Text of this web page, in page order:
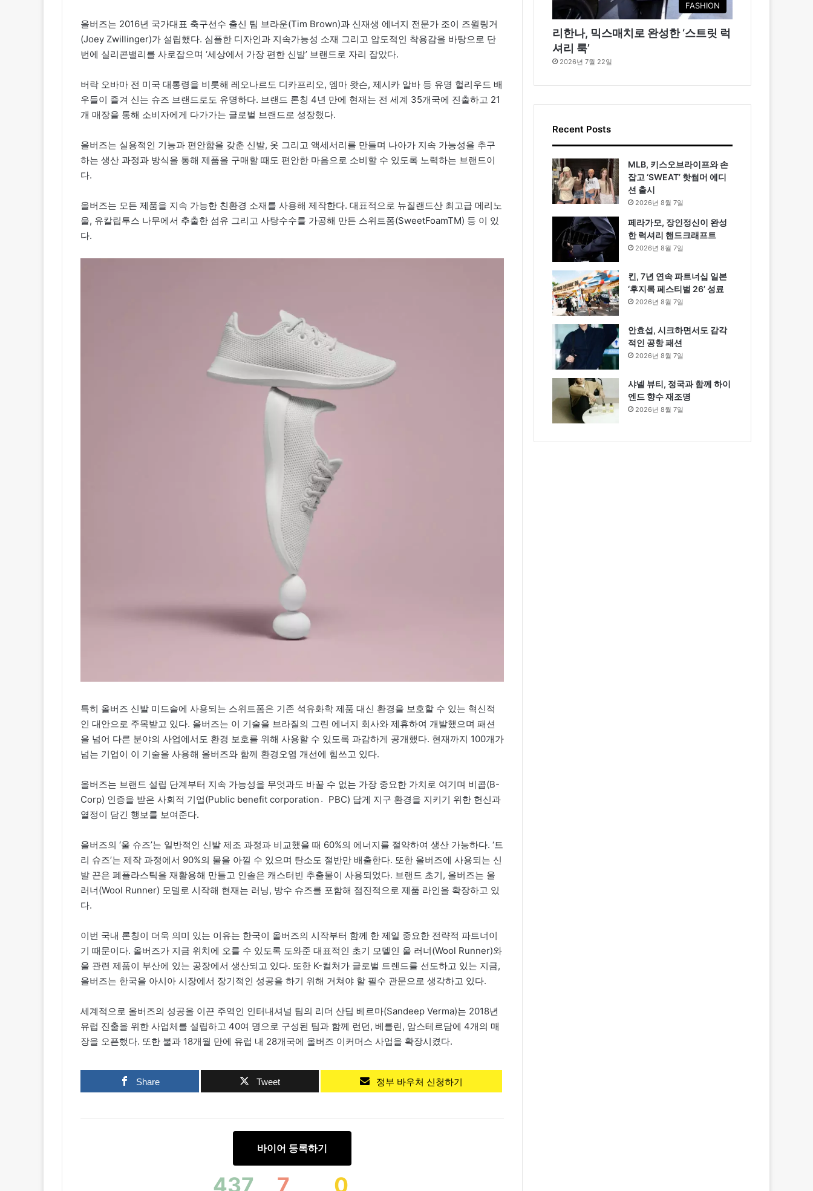
올버즈는 2016년 국가대표 축구선수 출신 팀 브라운(Tim Brown)과 신재생 에너지 전문가 조이 즈윌링거
(Joey Zwillinger)가 설립했다. 심플한 디자인과 지속가능성 소재 그리고 압도적인 착용감을 바탕으로 단
번에 실리콘밸리를 사로잡으며 ‘세상에서 가장 편한 신발’ 브랜드로 자리 잡았다.
버락 오바마 전 미국 대통령을 비롯해 레오나르도 디카프리오, 엠마 왓슨, 제시카 알바 등 유명 헐리우드 배
우들이 즐겨 신는 슈즈 브랜드로도 유명하다. 브랜드 론칭 4년 만에 현재는 전 세계 35개국에 진출하고 21
개 매장을 통해 소비자에게 다가가는 글로벌 브랜드로 성장했다.
올버즈는 실용적인 기능과 편안함을 갖춘 신발, 옷 그리고 액세서리를 만들며 나아가 지속 가능성을 추구
하는 생산 과정과 방식을 통해 제품을 구매할 때도 편안한 마음으로 소비할 수 있도록 노력하는 브랜드이
다.
올버즈는 모든 제품을 지속 가능한 친환경 소재를 사용해 제작한다. 대표적으로 뉴질랜드산 최고급 메리노
울, 유칼립투스 나무에서 추출한 섬유 그리고 사탕수수를 가공해 만든 스위트폼(SweetFoamTM) 등 이 있
다.
특히 올버즈 신발 미드솔에 사용되는 스위트폼은 기존 석유화학 제품 대신 환경을 보호할 수 있는 혁신적
인 대안으로 주목받고 있다. 올버즈는 이 기술을 브라질의 그린 에너지 회사와 제휴하여 개발했으며 패션
을 넘어 다른 분야의 사업에서도 환경 보호를 위해 사용할 수 있도록 과감하게 공개했다. 현재까지 100개가
넘는 기업이 이 기술을 사용해 올버즈와 함께 환경오염 개선에 힘쓰고 있다.
올버즈는 브랜드 설립 단계부터 지속 가능성을 무엇과도 바꿀 수 없는 가장 중요한 가치로 여기며 비콥(B-
Corp) 인증을 받은 사회적 기업(Public benefit corporation〮PBC) 답게 지구 환경을 지키기 위한 헌신과
열정이 담긴 행보를 보여준다.
올버즈의 ‘울 슈즈’는 일반적인 신발 제조 과정과 비교했을 때 60%의 에너지를 절약하여 생산 가능하다. ‘트
리 슈즈’는 제작 과정에서 90%의 물을 아낄 수 있으며 탄소도 절반만 배출한다. 또한 올버즈에 사용되는 신
발 끈은 폐플라스틱을 재활용해 만들고 인솔은 캐스터빈 추출물이 사용되었다. 브랜드 초기, 올버즈는 울
러너(Wool Runner) 모델로 시작해 현재는 러닝, 방수 슈즈를 포함해 점진적으로 제품 라인을 확장하고 있
다.
이번 국내 론칭이 더욱 의미 있는 이유는 한국이 올버즈의 시작부터 함께 한 제일 중요한 전략적 파트너이
기 때문이다. 올버즈가 지금 위치에 오를 수 있도록 도와준 대표적인 초기 모델인 울 러너(Wool Runner)와
울 관련 제품이 부산에 있는 공장에서 생산되고 있다. 또한 K-컬처가 글로벌 트렌드를 선도하고 있는 지금,
올버즈는 한국을 아시아 시장에서 장기적인 성공을 하기 위해 거쳐야 할 필수 관문으로 생각하고 있다.
세계적으로 올버즈의 성공을 이끈 주역인 인터내셔널 팀의 리더 산딥 베르마(Sandeep Verma)는 2018년
유럽 진출을 위한 사업체를 설립하고 40여 명으로 구성된 팀과 함께 런던, 베를린, 암스테르담에 4개의 매
장을 오픈했다. 또한 불과 18개월 만에 유럽 내 28개국에 올버즈 이커머스 사업을 확장시켰다.
Share Tweet 정부 바우처 신청하기
바이어 등록하기
437 7 0
FASHION
리한나, 믹스매치로 완성한 ‘스트릿 럭
셔리 룩’
2026년 7월 22일
Recent Posts
MLB, 키스오브라이프와 손
잡고 ‘SWEAT’ 핫썸머 에디
션 출시
2026년 8월 7일
페라가모, 장인정신이 완성
한 럭셔리 핸드크래프트
2026년 8월 7일
킨, 7년 연속 파트너십 일본
‘후지록 페스티벌 26’ 성료
2026년 8월 7일
안효섭, 시크하면서도 감각
적인 공항 패션
2026년 8월 7일
샤넬 뷰티, 정국과 함께 하이
엔드 향수 재조명
2026년 8월 7일